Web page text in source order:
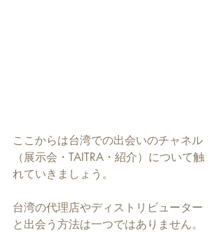
ここからは台湾での出会いのチャネル
（展示会・TAITRA・紹介）について触
れていきましょう。
台湾の代理店やディストリビューター
と出会う方法は一つではありません。